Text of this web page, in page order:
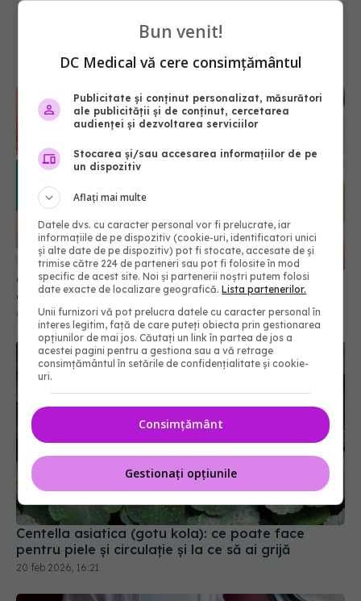
Culorile de ojă care îmbătrânesc mâinile. Ce să
eviți
06 ian 2026, 10:16
Centella asiatica (gotu kola): ce poate face
pentru piele și circulație și la ce să ai grijă
20 feb 2026, 16:21
Bun venit!
DC Medical vă cere consimțământul
Publicitate și conținut personalizat, măsurători
ale publicității și de conținut, cercetarea
audienței și dezvoltarea serviciilor
Stocarea și/sau accesarea informațiilor de pe
un dispozitiv
Aflați mai multe
Datele dvs. cu caracter personal vor fi prelucrate, iar
informațiile de pe dispozitiv (cookie-uri, identificatori unici
și alte date de pe dispozitiv) pot fi stocate, accesate de și
trimise către 224 de parteneri sau pot fi folosite în mod
specific de acest site. Noi și partenerii noștri putem folosi
date exacte de localizare geografică.Lista partenerilor.
Unii furnizori vă pot prelucra datele cu caracter personal în
interes legitim, față de care puteți obiecta prin gestionarea
opțiunilor de mai jos. Căutați un link în partea de jos a
acestei pagini pentru a gestiona sau a vă retrage
consimțământul în setările de confidențialitate și cookie-
uri.
Consimțământ
Gestionați opțiunile